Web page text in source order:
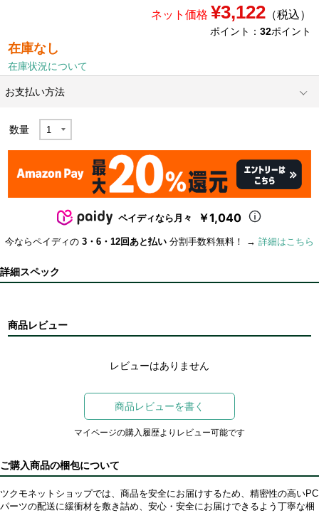
ネット価格 ¥3,122（税込）
ポイント： 32ポイント
在庫なし
在庫状況について
お支払い方法
数量
ペイディなら月々 ￥1,040
今ならペイディの 3・6・12回あと払い 分割手数料無料！ → 詳細はこちら
詳細スペック
商品レビュー
レビューはありません
商品レビューを書く
マイページの購入履歴よりレビュー可能です
ご購入商品の梱包について
ツクモネットショップでは、商品を安全にお届けするため、精密性の高いPC
パーツの配送に緩衝材を敷き詰め、安心・安全にお届けできるよう丁寧な梱